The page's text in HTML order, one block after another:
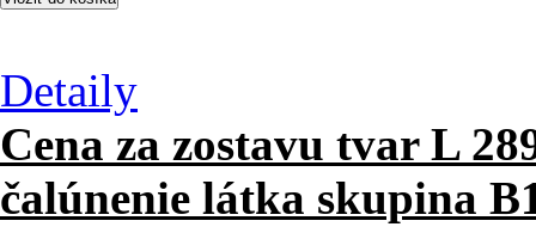
Detaily
Cena za zostavu tvar L
čalúnenie látka skupina